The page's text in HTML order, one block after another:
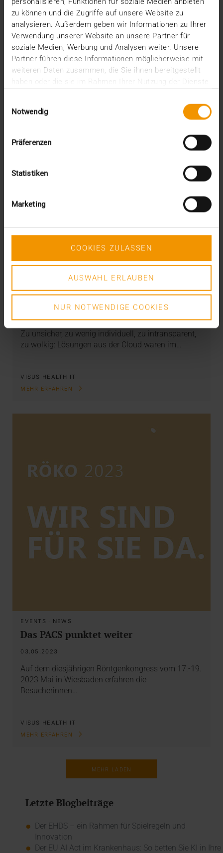
zu können und die Zugriffe auf unsere Website zu
analysieren. Außerdem geben wir Informationen zu Ihrer
Verwendung unserer Website an unsere Partner für
soziale Medien, Werbung und Analysen weiter. Unsere
Partner führen diese Informationen möglicherweise mit
weiteren Daten zusammen, die Sie ihnen bereitgestellt
Notwendig
Präferenzen
Statistiken
Marketing
COOKIES ZULASSEN
AUSWAHL ERLAUBEN
NUR NOTWENDIGE COOKIES
Da…
VISUS HEALTH IT
MEHR ERFAHREN
VISUS Cloud - Next Level
Zu unsicher, zu wenig individuell, zu intransparent,
zu wolkig: Lösungen aus der Cloud waren im…
VISUS HEALTH IT
MEHR ERFAHREN
EVENTS · NEWS
Das PACS punktet weiter
03.05.2023
Auf dem diesjährigen Röntgenkongress vom 17.-19.
2023 Mai in Wiesbaden erfahren die
Besucherinnen…
VISUS HEALTH IT
MEHR ERFAHREN
MEHR LADEN
Letzte Blogbeiträge
Der EHDS – ein Rahmen für Spielregeln und
Innovation
Der EU AI Act im Krankenhaus: So betten Sie KI in Ihre